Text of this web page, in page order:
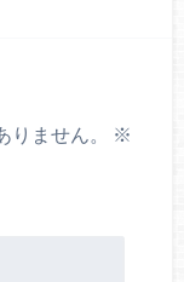
ません。
※